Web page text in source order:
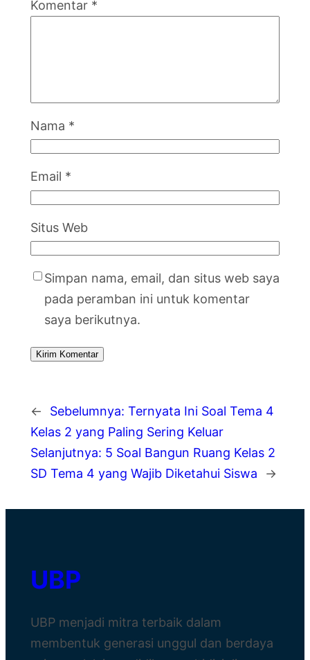
Komentar *
Nama *
Email *
Situs Web
Simpan nama, email, dan situs web saya
pada peramban ini untuk komentar
saya berikutnya.
← Sebelumnya: Ternyata Ini Soal Tema 4
Kelas 2 yang Paling Sering Keluar
Selanjutnya: 5 Soal Bangun Ruang Kelas 2
SD Tema 4 yang Wajib Diketahui Siswa
→
UBP
UBP menjadi mitra terbaik dalam
membentuk generasi unggul dan berdaya